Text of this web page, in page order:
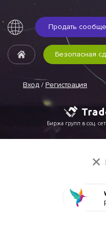
Продать
Вход / Регистрация
Безопасная
Биржа групп в соц.